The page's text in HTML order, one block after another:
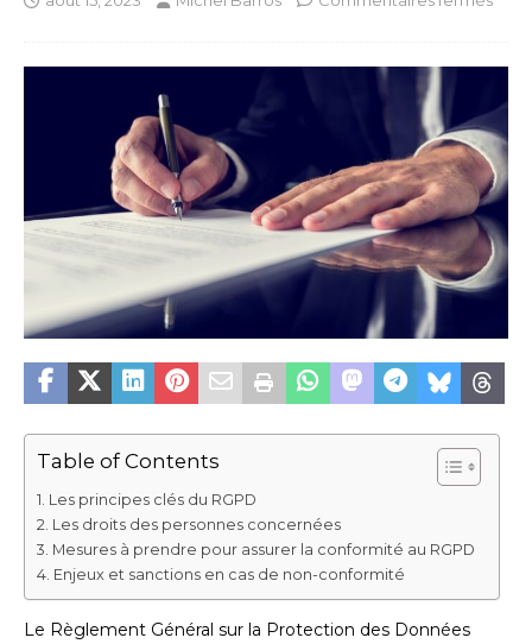
Table of Contents
Les principes clés du RGPD
Les droits des personnes concernées
Mesures à prendre pour assurer la conformité au RGPD
Enjeux et sanctions en cas de non-conformité
Le Règlement Général sur la Protection des Données